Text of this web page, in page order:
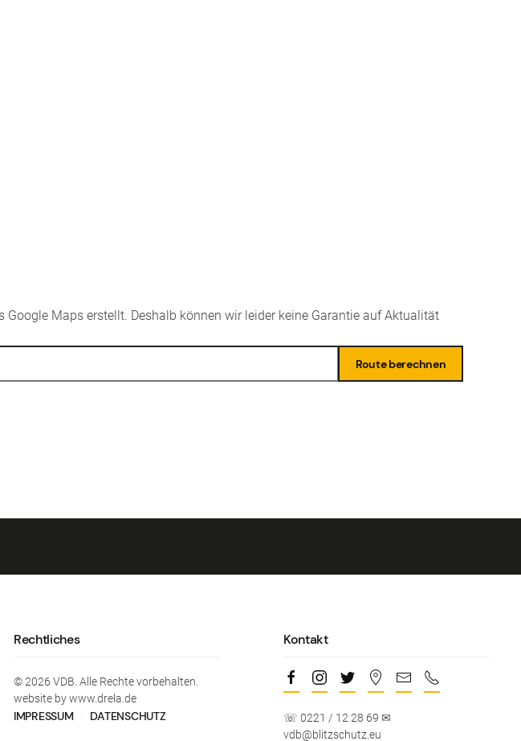
Maps erstellt. Deshalb können wir leider keine Garantie auf Aktualität
Rechtliches
©2026 VDB. Alle Rechte vorbehalten.
website by www.drela.de
IMPRESSUM DATENSCHUTZ
Kontakt
☏ 0221 / 12 28 69 ✉
vdb@blitzschutz.eu